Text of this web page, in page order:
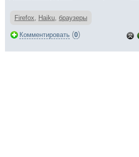
Firefox, Haiku, браузеры
Комментировать (0)